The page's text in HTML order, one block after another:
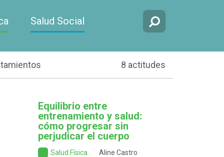
Salud Social
8 actitudes
Equilibrio entre
entrenamiento y salud:
cómo progresar sin
perjudicar el cuerpo
Salud Física Aline Castro